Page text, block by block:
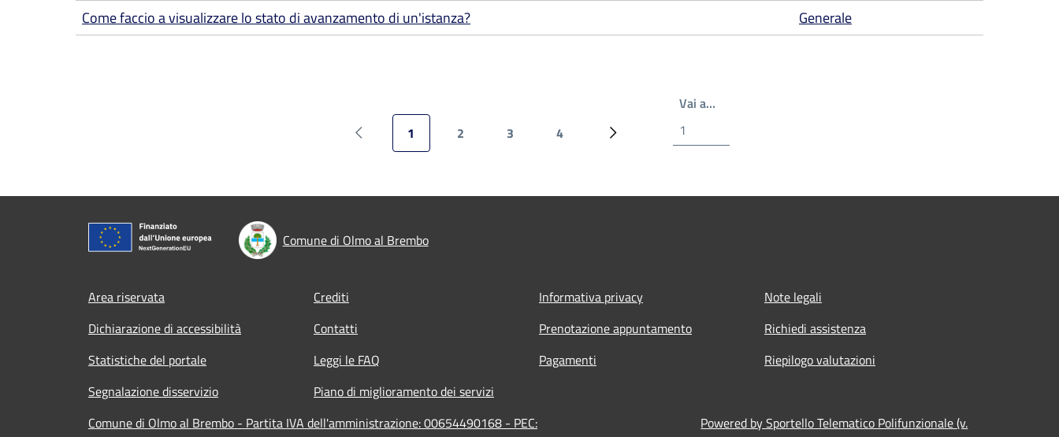
Come faccio a visualizzare lo stato di avanzamento di un'istanza?
Generale
Pagina precedente
Pagina attuale
1
Pagina
2
Pagina
3
Pagina
4
Prossima pagina
Vai a…Write the page number you want to go to
Comune di Olmo al Brembo
Footer menu
Area riservata Crediti Informativa privacy
Note legali
Dichiarazione di accessibilità
Contatti Prenotazione appuntamento
Richiedi assistenza
Statistiche del portale
Leggi le FAQ Pagamenti
Riepilogo valutazioni
Segnalazione disservizio
Piano di miglioramento dei servizi
Comune di Olmo al Brembo - Partita IVA dell'amministrazione: 00654490168 - PEC:
Powered by Sportello Telematico Polifunzionale (v.